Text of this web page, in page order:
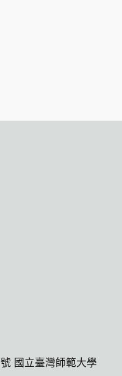
國立臺灣師範大學